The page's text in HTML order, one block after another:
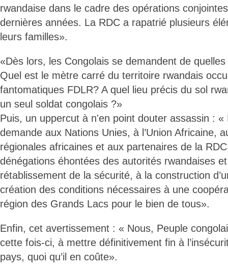
rwandaise dans le cadre des opérations
dernières années. La RDC a rapatrié plusieurs
leurs familles».
«Dès lors, les Congolais se demandent de
Quel est le mètre carré du territoire rwandais
fantomatiques FDLR? A quel lieu précis du sol
un seul soldat congolais ?»
Puis, un uppercut à n'en point douter assassin : «
demande aux Nations Unies, à l’Union Africaine,
régionales africaines et aux partenaires de la
dénégations éhontées des autorités rwandaises
rétablissement de la sécurité, à la construction
création des conditions nécessaires à une
région des Grands Lacs pour le bien de tous».
Enfin, cet avertissement : « Nous, Peuple
cette fois-ci, à mettre définitivement fin à
pays, quoi qu’il en coûte».